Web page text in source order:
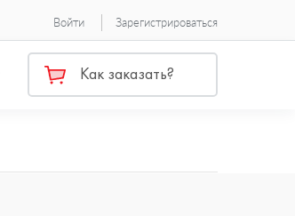
Войти Зарегистрироваться
Как заказать?